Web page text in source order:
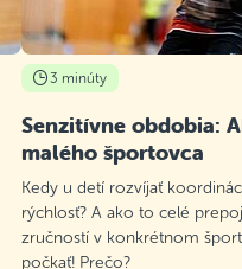
3 minúty
Senzitívne obdobia:
malého športovca
Kedy u detí rozvíjať
rýchlosť? A ako to celé
zručností v konkrétnom
počkať! Prečo?